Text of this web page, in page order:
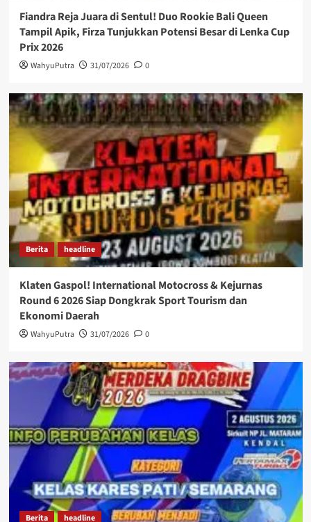
Fiandra Reja Juara di Sentul! Duo Rookie Bali Queen
Tampil Apik, Firza Tunjukkan Potensi Besar di Lenka Cup
Prix 2026
WahyuPutra 31/07/2026 0
Berita headline
Klaten Gaspol! International Motocross & Kejurnas
Round 6 2026 Siap Dongkrak Sport Tourism dan
Ekonomi Daerah
WahyuPutra 31/07/2026 0
Berita headline